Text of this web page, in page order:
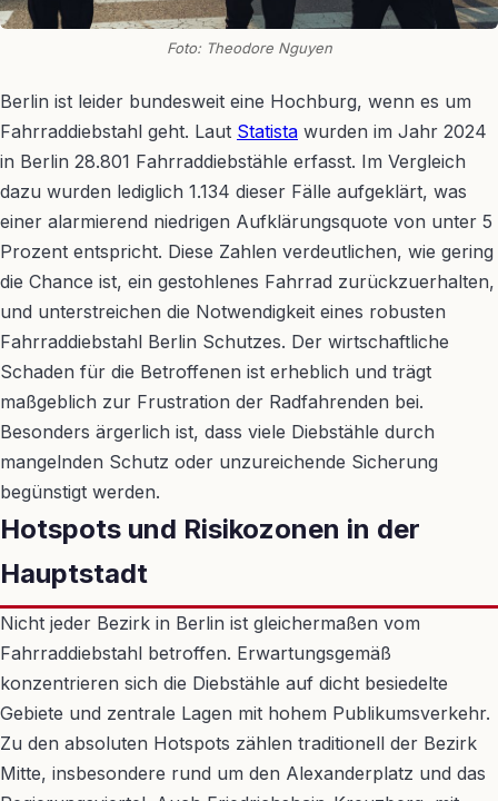
Foto: Theodore Nguyen
Berlin ist leider bundesweit eine Hochburg, wenn es um
Fahrraddiebstahl geht. Laut Statista wurden im Jahr 2024
in Berlin 28.801 Fahrraddiebstähle erfasst. Im Vergleich
dazu wurden lediglich 1.134 dieser Fälle aufgeklärt, was
einer alarmierend niedrigen Aufklärungsquote von unter 5
Prozent entspricht. Diese Zahlen verdeutlichen, wie gering
die Chance ist, ein gestohlenes Fahrrad zurückzuerhalten,
und unterstreichen die Notwendigkeit eines robusten
Fahrraddiebstahl Berlin Schutzes. Der wirtschaftliche
Schaden für die Betroffenen ist erheblich und trägt
maßgeblich zur Frustration der Radfahrenden bei.
Besonders ärgerlich ist, dass viele Diebstähle durch
mangelnden Schutz oder unzureichende Sicherung
begünstigt werden.
Hotspots und Risikozonen in der
Hauptstadt
Nicht jeder Bezirk in Berlin ist gleichermaßen vom
Fahrraddiebstahl betroffen. Erwartungsgemäß
konzentrieren sich die Diebstähle auf dicht besiedelte
Gebiete und zentrale Lagen mit hohem Publikumsverkehr.
Zu den absoluten Hotspots zählen traditionell der Bezirk
Mitte, insbesondere rund um den Alexanderplatz und das